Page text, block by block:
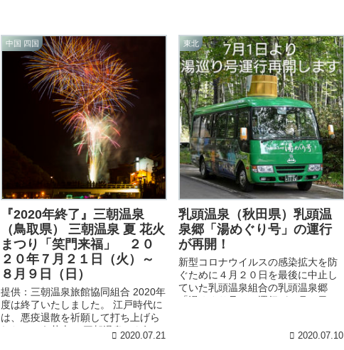
中国 四国
『2020年終了』三朝温泉
（鳥取県） 三朝温泉 夏 花火
まつり「笑門来福」 ２０
２０年７月２１日（火）～
８月９日（日）
提供：三朝温泉旅館協同組合 2020年
度は終了いたしました。 江戸時代に
は、悪疫退散を祈願して打ち上げら
れたという花火。 三朝温泉でも毎
年、悪疫を取り除き笑門来福を願っ
2020.07.21
東北
乳頭温泉（秋田県）乳頭温
泉郷「湯めぐり号」の運行
が再開！
新型コロナウイルスの感染拡大を防
ぐために４月２０日を最後に中止し
ていた乳頭温泉組合の乳頭温泉郷
「湯めぐり号」の運行が７月１日か
2020.07.10